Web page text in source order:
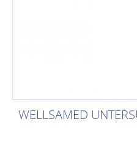
WELLSAMED